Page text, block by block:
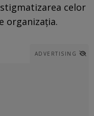
celor
organizația.
ADVERTISING